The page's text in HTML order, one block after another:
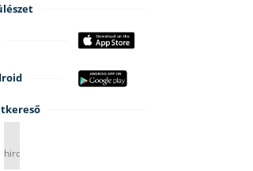
hirdetés